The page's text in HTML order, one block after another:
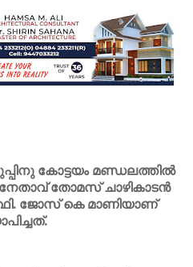
കോട്ടയം മണ്ഡലത്തില്‍
തോമസ് ചാഴികാടന്‍
ജോസ് കെ മാണിയാണ്